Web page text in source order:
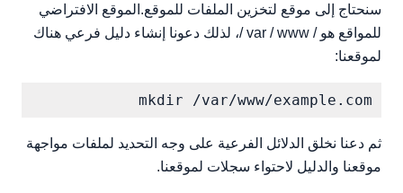
سنحتاج إلى موقع لتخزين الملفات للموقع.الموقع الافتراضي
للمواقع هو / var / www /، لذلك دعونا إنشاء دليل فرعي هناك
لموقعنا:
mkdir /var/www/example.com
ثم دعنا نخلق الدلائل الفرعية على وجه التحديد لملفات مواجهة
موقعنا والدليل لاحتواء سجلات لموقعنا.